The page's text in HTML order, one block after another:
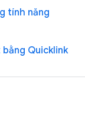
tính năng
Quicklink